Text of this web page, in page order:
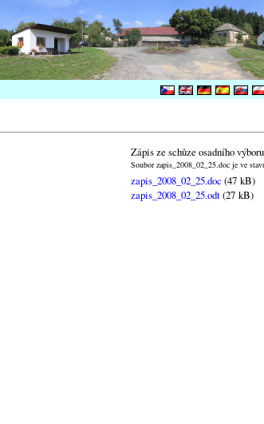
Zápis ze schůze osadního
Soubor zapis_2008_02_25.doc je ve
zapis_2008_02_25.doc (47 kB)
zapis_2008_02_25.odt(27 kB)